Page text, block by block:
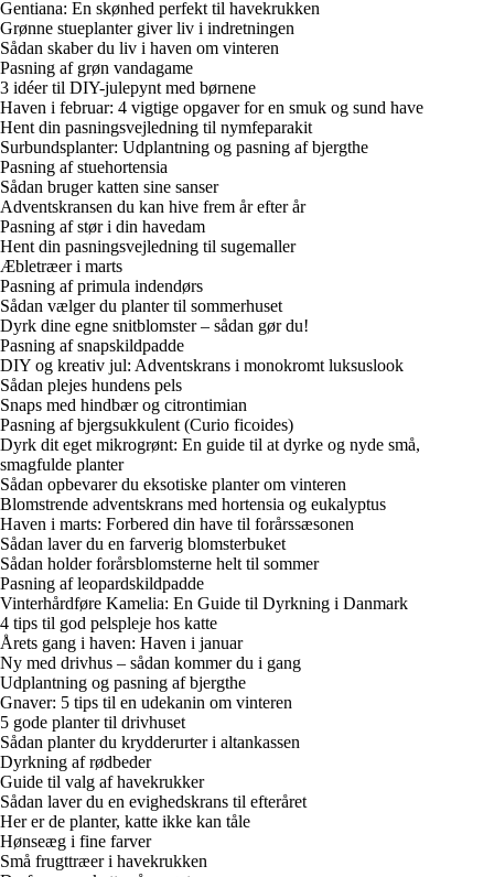
Gentiana: En skønhed perfekt til havekrukken
Grønne stueplanter giver liv i indretningen
Sådan skaber du liv i haven om vinteren
Pasning af grøn vandagame
3 idéer til DIY-julepynt med børnene
Haven i februar: 4 vigtige opgaver for en smuk og sund have
Hent din pasningsvejledning til nymfeparakit
Surbundsplanter: Udplantning og pasning af bjergthe
Pasning af stuehortensia
Sådan bruger katten sine sanser
Adventskransen du kan hive frem år efter år
Pasning af stør i din havedam
Hent din pasningsvejledning til sugemaller
Æbletræer i marts
Pasning af primula indendørs
Sådan vælger du planter til sommerhuset
Dyrk dine egne snitblomster – sådan gør du!
Pasning af snapskildpadde
DIY og kreativ jul: Adventskrans i monokromt luksuslook
Sådan plejes hundens pels
Snaps med hindbær og citrontimian
Pasning af bjergsukkulent (Curio ficoides)
Dyrk dit eget mikrogrønt: En guide til at dyrke og nyde små,
smagfulde planter
Sådan opbevarer du eksotiske planter om vinteren
Blomstrende adventskrans med hortensia og eukalyptus
Haven i marts: Forbered din have til forårssæsonen
Sådan laver du en farverig blomsterbuket
Sådan holder forårsblomsterne helt til sommer
Pasning af leopardskildpadde
Vinterhårdføre Kamelia: En Guide til Dyrkning i Danmark
4 tips til god pelspleje hos katte
Årets gang i haven: Haven i januar
Ny med drivhus – sådan kommer du i gang
Udplantning og pasning af bjergthe
Gnaver: 5 tips til en udekanin om vinteren
5 gode planter til drivhuset
Sådan planter du krydderurter i altankassen
Dyrkning af rødbeder
Guide til valg af havekrukker
Sådan laver du en evighedskrans til efteråret
Her er de planter, katte ikke kan tåle
Hønseæg i fine farver
Små frugttræer i havekrukken